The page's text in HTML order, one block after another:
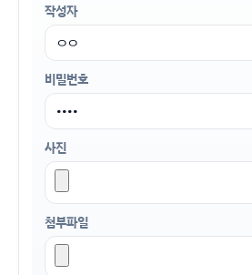
작성자
비밀번호
사진
첨부파일